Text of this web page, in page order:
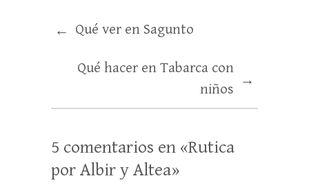
← Qué ver en Sagunto
Qué hacer en Tabarca con
niños
→
5 comentarios en «Rutica
por Albir y Altea»